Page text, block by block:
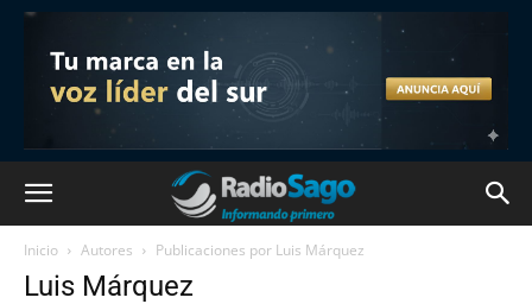
Inicio Autores Publicaciones por Luis Márquez
Luis Márquez